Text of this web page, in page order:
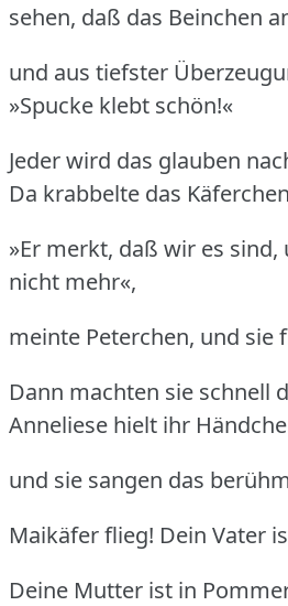
sehen, daß das Beinchen
und aus tiefster
»Spucke klebt schön!«
Jeder wird das glauben
Da krabbelte das
»Er merkt, daß wir es
nicht mehr«,
meinte Peterchen, und sie
Dann machten sie schnell
Anneliese hielt ihr
und sie sangen das
Maikäfer flieg! Dein Vater
Deine Mutter ist in